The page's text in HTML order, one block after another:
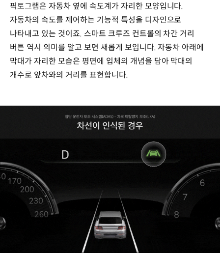
픽토그램은 자동차 옆에 속도계가 자리한 모양입니다.
자동차의 속도를 제어하는 기능적 특성을 디자인으로
나타내고 있는 것이죠. 스마트 크루즈 컨트롤의 차간 거리
버튼 역시 의미를 알고 보면 새롭게 보입니다. 자동차 아래에
막대가 자리한 모습은 평면에 입체의 개념을 담아 막대의
개수로 앞차와의 거리를 표현합니다.